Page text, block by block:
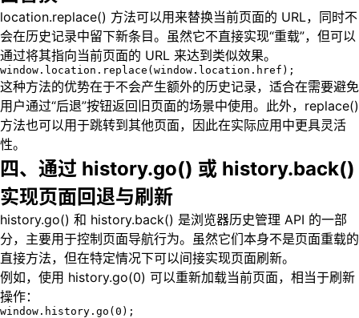
location.replace() 方法可以用来替换当前页面的 URL，同时不
会在历史记录中留下新条目。虽然它不直接实现“重载”，但可以
通过将其指向当前页面的 URL 来达到类似效果。
window.location.replace(window.location.href);
这种方法的优势在于不会产生额外的历史记录，适合在需要避免
用户通过“后退”按钮返回旧页面的场景中使用。此外，replace()
方法也可以用于跳转到其他页面，因此在实际应用中更具灵活
性。
四、通过 history.go() 或 history.back()
实现页面回退与刷新
history.go() 和 history.back() 是浏览器历史管理 API 的一部
分，主要用于控制页面导航行为。虽然它们本身不是页面重载的
直接方法，但在特定情况下可以间接实现页面刷新。
例如，使用 history.go(0) 可以重新加载当前页面，相当于刷新
操作：
window.history.go(0);